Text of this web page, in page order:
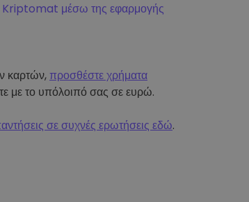
Kriptomat μέσω της εφαρμογής
καρτών,προσθέστε χρήματα
με το υπόλοιπό σας σε ευρώ.
σε συχνές ερωτήσεις εδώ.